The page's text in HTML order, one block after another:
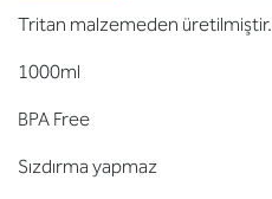
Tritan malzemeden üretilmiştir.
1000ml
BPA Free
Sızdırma yapmaz